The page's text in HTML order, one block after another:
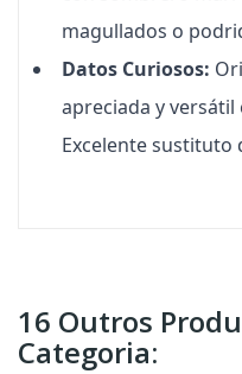
magullados o
Datos Curiosos:
apreciada y versátil
Excelente sustituto
16 Outros
Categoria: